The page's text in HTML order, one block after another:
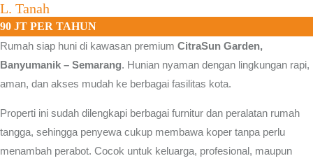
L. Tanah
90 JT PER TAHUN
Rumah siap huni di kawasan premium CitraSun Garden,
Banyumanik – Semarang. Hunian nyaman dengan lingkungan rapi,
aman, dan akses mudah ke berbagai fasilitas kota.
Properti ini sudah dilengkapi berbagai furnitur dan peralatan rumah
tangga, sehingga penyewa cukup membawa koper tanpa perlu
menambah perabot. Cocok untuk keluarga, profesional, maupun